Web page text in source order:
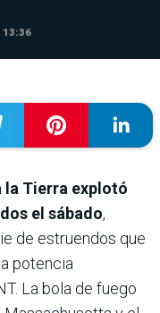
13:36
la Tierra explotó
el sábado,
de estruendos que
potencia
La bola de fuego